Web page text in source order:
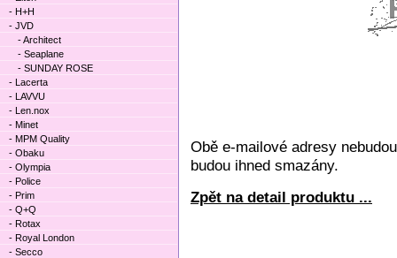
Obě e-mailové adresy
budou ihned smazány.
Zpět na detail produktu ...
- H+H
- JVD
- Architect
- Seaplane
- SUNDAY ROSE
- Lacerta
- LAVVU
- Len.nox
- Minet
- MPM Quality
- Obaku
- Olympia
- Police
- Prim
- Q+Q
- Rotax
- Royal London
- Secco